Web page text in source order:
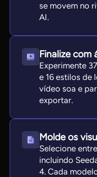
se movem no
AI.
Finalize com
Experimente
e 16 estilos de
vídeo soa e
exportar.
Molde os
Selecione
incluindo
4. Cada